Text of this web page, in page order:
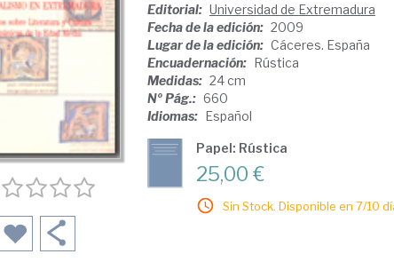
Editorial: Universidad de Extremadura
Fecha de la edición: 2009
Lugar de la edición: Cáceres. España
Encuadernación: Rústica
Medidas: 24 cm
Nº Pág.: 660
Idiomas: Español
Papel: Rústica
25,00 €
Sin Stock. Disponible en 7/10